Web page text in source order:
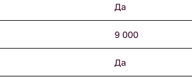
Да
9 000
Да